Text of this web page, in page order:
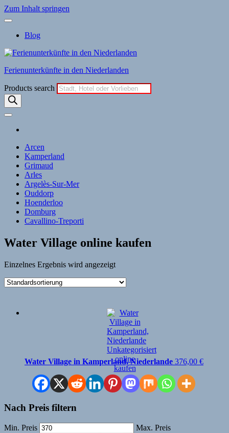
Zum Inhalt springen
Blog
Ferienunterkünfte in den Niederlanden
Products search
Arcen
Kamperland
Grimaud
Arles
Argelès-Sur-Mer
Ouddorp
Hoenderloo
Domburg
Cavallino-Treporti
Water Village online kaufen
Einzelnes Ergebnis wird angezeigt
Water Village in Kamperland, Niederlande 376,00 €
Nach Preis filtern
Min. Preis Max. Preis